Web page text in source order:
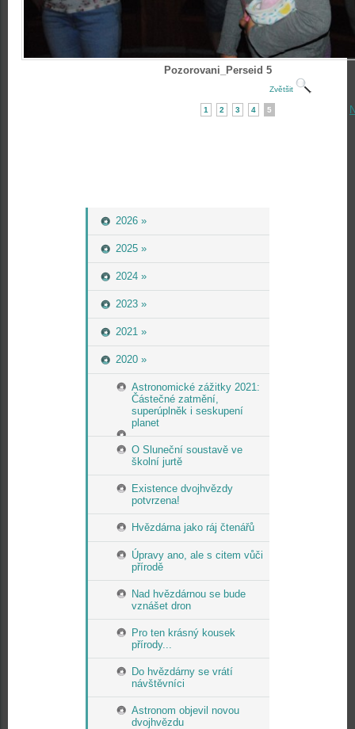
2026 »
2025 »
2024 »
2023 »
2021 »
2020 »
Astronomické zážitky 2021:
Částečné zatmění,
superúplněk i seskupení
planet
O Sluneční soustavě ve
školní jurtě
Existence dvojhvězdy
potvrzena!
Hvězdárna jako ráj čtenářů
Úpravy ano, ale s citem vůči
přírodě
Nad hvězdárnou se bude
vznášet dron
Pro ten krásný kousek
přírody...
Do hvězdárny se vrátí
návštěvníci
Astronom objevil novou
dvojhvězdu
Pozorovani_Perseid 5
Zvětšit
1 2 3 4 5